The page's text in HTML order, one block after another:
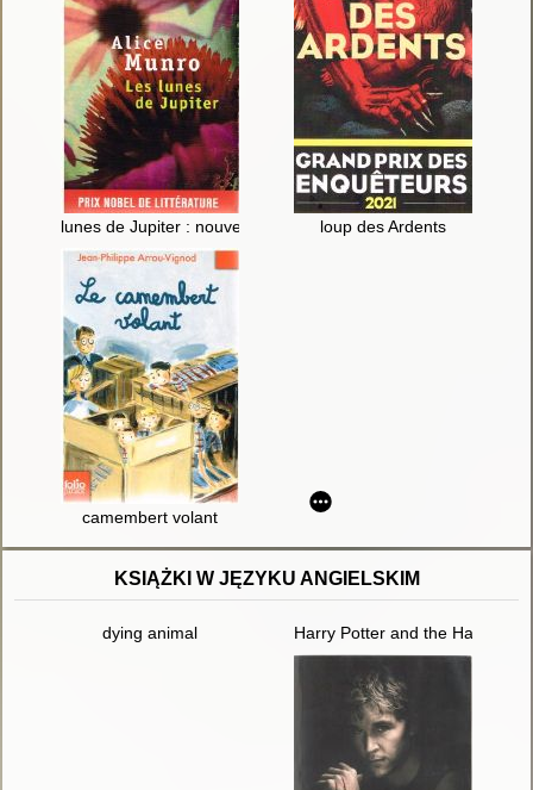
lunes de Jupiter : nouvelles loup des Ardents
camembert volant
KSIĄŻKI W JĘZYKU ANGIELSKIM
dying animal Harry Potter and the Half-